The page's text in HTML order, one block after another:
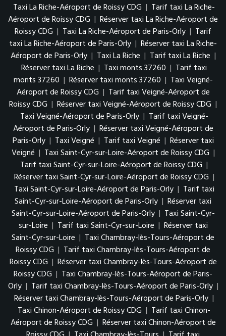
Taxi La Riche-Aéroport de Roissy CDG | Tarif taxi La Riche-
Aéroport de Roissy CDG | Réserver taxi La Riche-Aéroport de
Roissy CDG | Taxi La Riche-Aéroport de Paris-Orly | Tarif
taxi La Riche-Aéroport de Paris-Orly | Réserver taxi La Riche-
Aéroport de Paris-Orly | Taxi La Riche | Tarif taxi La Riche |
Réserver taxi La Riche | Taxi monts 37260 | Tarif taxi
monts 37260 | Réserver taxi monts 37260 | Taxi Veigné-
Aéroport de Roissy CDG | Tarif taxi Veigné-Aéroport de
Roissy CDG | Réserver taxi Veigné-Aéroport de Roissy CDG |
Taxi Veigné-Aéroport de Paris-Orly | Tarif taxi Veigné-
Aéroport de Paris-Orly | Réserver taxi Veigné-Aéroport de
Paris-Orly | Taxi Veigné | Tarif taxi Veigné | Réserver taxi
Veigné | Taxi Saint-Cyr-sur-Loire-Aéroport de Roissy CDG |
Tarif taxi Saint-Cyr-sur-Loire-Aéroport de Roissy CDG |
Réserver taxi Saint-Cyr-sur-Loire-Aéroport de Roissy CDG |
Taxi Saint-Cyr-sur-Loire-Aéroport de Paris-Orly | Tarif taxi
Saint-Cyr-sur-Loire-Aéroport de Paris-Orly | Réserver taxi
Saint-Cyr-sur-Loire-Aéroport de Paris-Orly | Taxi Saint-Cyr-
sur-Loire | Tarif taxi Saint-Cyr-sur-Loire | Réserver taxi
Saint-Cyr-sur-Loire | Taxi Chambray-lès-Tours-Aéroport de
Roissy CDG | Tarif taxi Chambray-lès-Tours-Aéroport de
Roissy CDG | Réserver taxi Chambray-lès-Tours-Aéroport de
Roissy CDG | Taxi Chambray-lès-Tours-Aéroport de Paris-
Orly | Tarif taxi Chambray-lès-Tours-Aéroport de Paris-Orly |
Réserver taxi Chambray-lès-Tours-Aéroport de Paris-Orly |
Taxi Chinon-Aéroport de Roissy CDG | Tarif taxi Chinon-
Aéroport de Roissy CDG | Réserver taxi Chinon-Aéroport de